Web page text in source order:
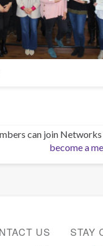
can join
become a
US STAY